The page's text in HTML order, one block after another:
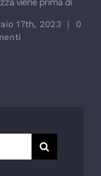
17th, 2023
0